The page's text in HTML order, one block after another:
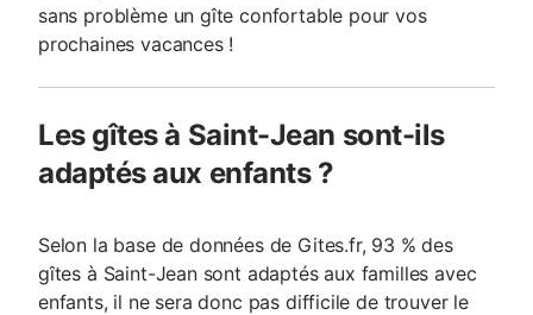
sans problème un gîte confortable pour vos
prochaines vacances !
Les gîtes à Saint-Jean sont-ils
adaptés aux enfants ?
Selon la base de données de Gites.fr, 93 % des
gîtes à Saint-Jean sont adaptés aux familles avec
enfants, il ne sera donc pas difficile de trouver le